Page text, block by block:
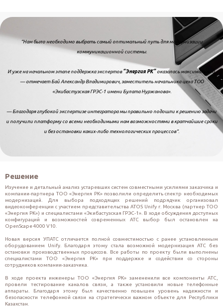
“Нам было необходимо выбрать самый оптимальный путь для модернизации
коммуникационной системы.
И уже на начальном этапе поддержка экспертов“Энергия РК”оказалась максимальной,
— отмечает Бай Александр Владимирович, заместитель начальника цеха ТОО
«Экибастузская ГРЭС-1 имени Булата Нуржанова».
— Благодаря глубокой экспертизе интегратора мы правильно подошли к решению задачи
и получили платформу со всеми необходимыми нам возможностями в кратчайшие сроки
и без остановки каких-либо технологических процессов”.
Решение
Изучение и детальный анализ устаревших систем совместными усилиями заказчика и
компании-партнера ТОО «Энергия РК» позволили определить спектр необходимых
модернизаций. Для выбора подходящих решений подрядчик организовал
видеоконференции с участием представительства ATOS Unify г. Москва (партнер ТОО
«Энергия РК») и специалистами «Экибастузская ГРЭС-1». В ходе обсуждения доступных
конфигураций и возможностей современных АТС выбор был остановлен на
OpenScape 4000 V10.
Новая версия УПАТС отличается полной совместимостью с ранее установленным
оборудованием Unify. Благодаря этому стала возможной модернизация АТС без
остановки производственных процессов. Все работы по проекту были выполнены
специалистами ТОО «Энергия РК» при поддержке и содействии со стороны
сотрудников компании-заказчика.
В ходе проекта инженеры ТОО «Энергия РК» замененили все компоненты АТС,
провели тестирование каналов связи, а также установили новые телефонные
аппараты. Благодаря этому был качественно повышен уровень надежности и
безопасности телефонной связи на стратегически важном объекте для Республики
Казахстан.